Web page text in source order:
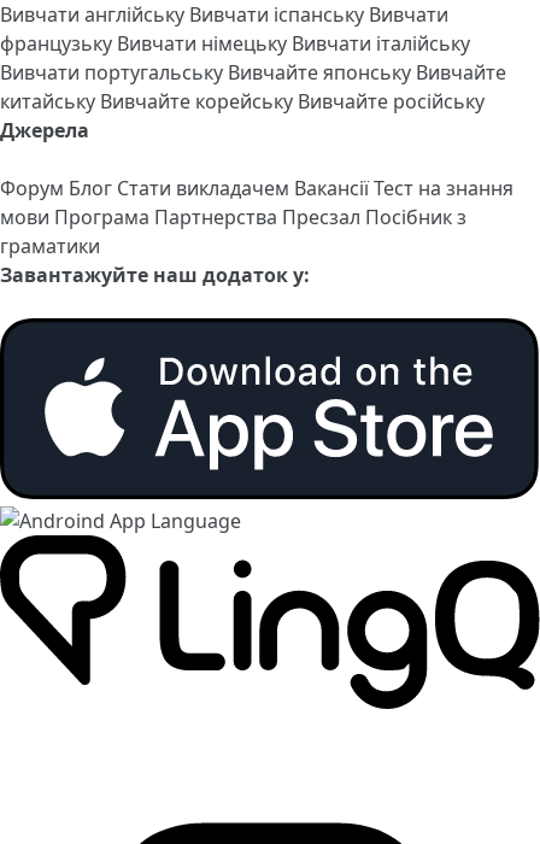
Вивчати англійську Вивчати іспанську Вивчати
французьку Вивчати німецьку Вивчати італійську
Вивчати португальську Вивчайте японську Вивчайте
китайську Вивчайте корейську Вивчайте російську
Джерела
Форум Блог Стати викладачем ВакансіїТест на знання
мови Програма Партнерства Пресзал Посібник з
граматики
Завантажуйте наш додаток у: